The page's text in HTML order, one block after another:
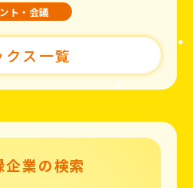
ト・会議
クス一覧
企業の検索